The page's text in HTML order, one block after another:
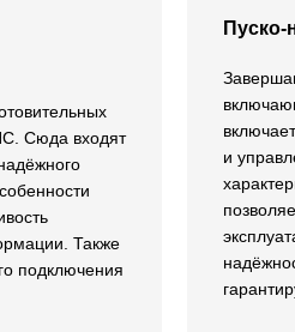
Сюда входят
Также
подключения
Пуско-
и